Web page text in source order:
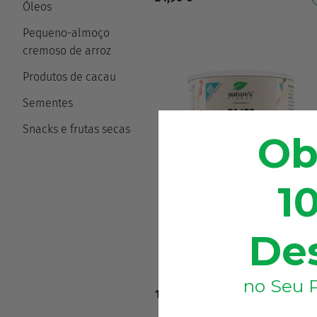
Óleos
Pequeno-almoço
cremoso de arroz
Produtos de cacau
Sementes
Snacks e frutas secas
(1276)
Um café delicioso que ajuda
perder peso, reduz os desejos
comida, melhora a digestão e
18,70 no Seu